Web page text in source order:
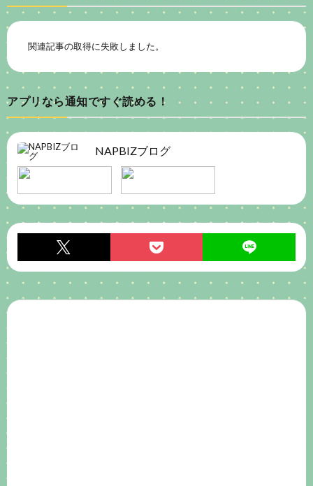
関連記事の取得に失敗しました。
アプリなら通知ですぐ読める！
NAPBIZブログ